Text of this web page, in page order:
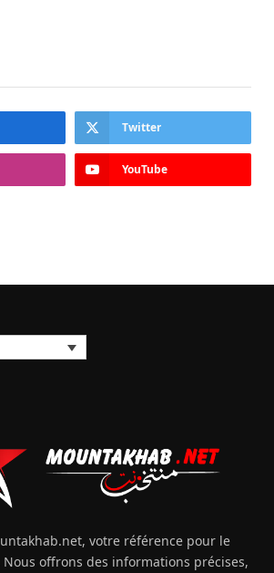
Twitter
YouTube
votre référence pour le
offrons des informations précises,